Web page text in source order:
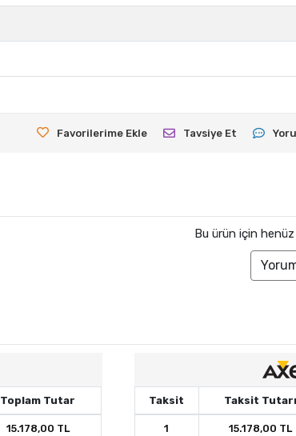
Favorilerime Ekle Tavsiye Et
Bu ürün için henüz
Toplam Tutar
15.178,00 TL
Taksit Taksit Tutarı
1 15.178,00 TL